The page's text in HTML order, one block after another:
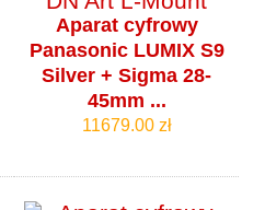
Aparat cyfrowy
Panasonic LUMIX S9
Silver + Sigma 28-
45mm ...
11679.00 zł